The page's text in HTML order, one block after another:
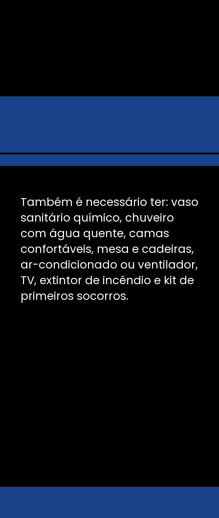
Também é necessário ter: vaso
sanitário químico, chuveiro
com água quente, camas
confortáveis, mesa e cadeiras,
ar-condicionado ou ventilador,
TV, extintor de incêndio e kit de
primeiros socorros.